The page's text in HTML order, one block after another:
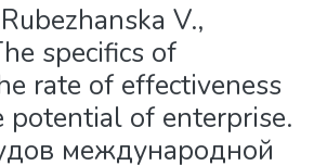
V.,
specifics of
rate of effectiveness
potential of enterprise.
международной